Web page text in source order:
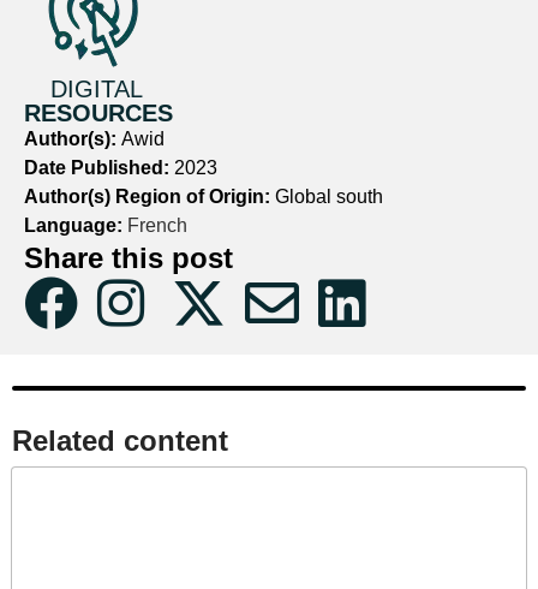
DIGITAL
RESOURCES
Author(s): Awid
Date Published: 2023
Author(s) Region of Origin: Global south
Language: French
Share this post
Related content​